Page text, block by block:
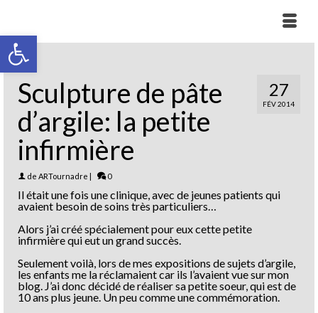
Ouvrir la barre d’outils
27
FÉV 2014
Sculpture de pâte
d’argile: la petite
infirmière
de ARTournadre | 0
Il était une fois une clinique, avec de jeunes patients qui
avaient besoin de soins très particuliers…
Alors j’ai créé spécialement pour eux cette petite
infirmière qui eut un grand succès.
Seulement voilà, lors de mes expositions de sujets d’argile,
les enfants me la réclamaient car ils l’avaient vue sur mon
blog. J’ai donc décidé de réaliser sa petite soeur, qui est de
10 ans plus jeune. Un peu comme une commémoration.